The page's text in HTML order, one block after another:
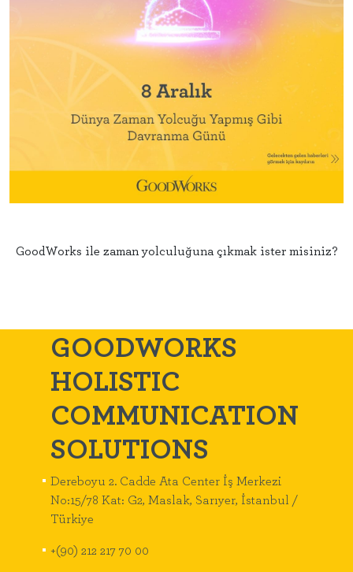
GoodWorks ile zaman yolculuğuna çıkmak ister misiniz?
GOODWORKS
HOLISTIC
COMMUNICATION
SOLUTIONS
Dereboyu 2. Cadde Ata Center İş Merkezi
No:15/78 Kat: G2, Maslak, Sarıyer, İstanbul /
Türkiye
+(90) 212 217 70 00